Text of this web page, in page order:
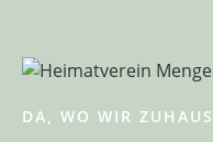
springen
DA, WO WIR